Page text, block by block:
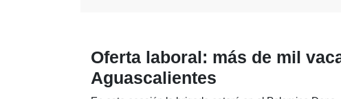
Oferta laboral: más de mil
Aguascalientes